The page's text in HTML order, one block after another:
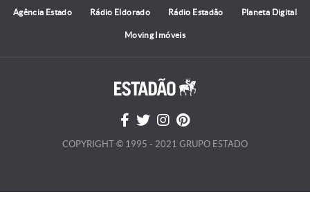
Agência Estado Rádio Eldorado Rádio Estadão Planeta Digital
Moving Imóveis
COPYRIGHT © 1995 - 2021 GRUPO ESTADO